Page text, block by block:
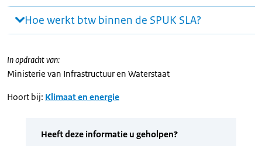
Hoe werkt btw binnen de SPUK SLA?
In opdracht van:
Ministerie van Infrastructuur en Waterstaat
Hoort bij: Klimaat en energie